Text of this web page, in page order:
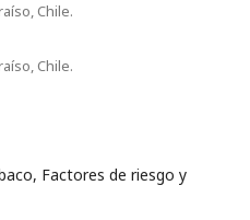
Chile.
Chile.
Factores de riesgo y